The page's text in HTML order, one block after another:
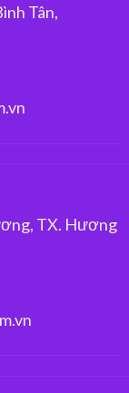
Tân,
TX. Hương